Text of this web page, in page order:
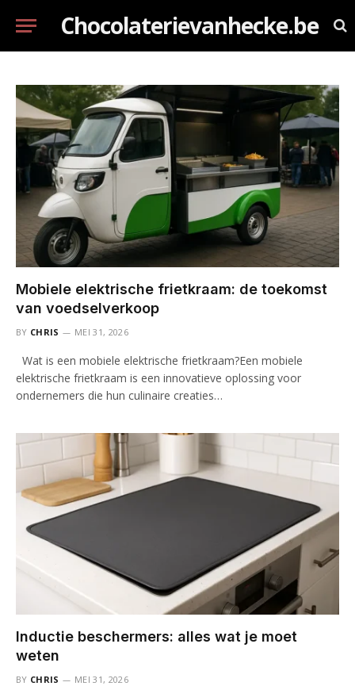
Chocolaterievanhecke.be
Mobiele elektrische frietkraam: de toekomst
van voedselverkoop
BY CHRIS MEI 31, 2026
Wat is een mobiele elektrische frietkraam?Een mobiele
elektrische frietkraam is een innovatieve oplossing voor
ondernemers die hun culinaire creaties…
Inductie beschermers: alles wat je moet
weten
BY CHRIS MEI 31, 2026